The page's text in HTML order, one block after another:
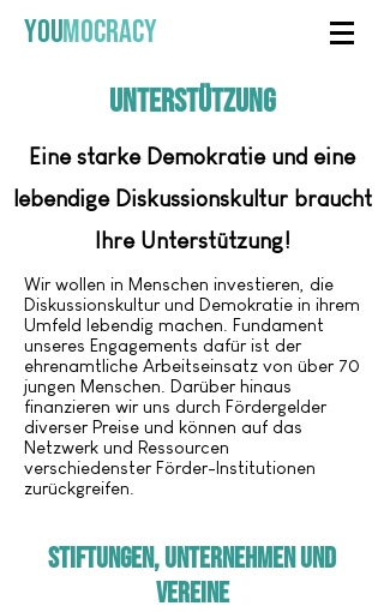
YOUMOCRACY
Unterstützung
Eine starke Demokratie und eine
lebendige Diskussionskultur braucht
Ihre Unterstützung!
Wir wollen in Menschen investieren, die
Diskussionskultur und Demokratie in ihrem
Umfeld lebendig machen. Fundament
unseres Engagements dafür ist der
ehrenamtliche Arbeitseinsatz von über 70
jungen Menschen. Darüber hinaus
finanzieren wir uns durch Fördergelder
diverser Preise und können auf das
Netzwerk und Ressourcen
verschiedenster Förder-Institutionen
zurückgreifen.
Stiftungen, Unternehmen und
Vereine